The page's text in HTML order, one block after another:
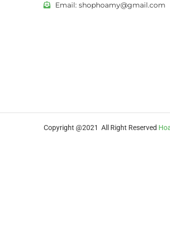
Email: shophoamy@gmail.com
Copyright @2021 All Right Reserved